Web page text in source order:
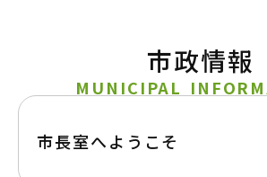
市政情報
MUNICIPAL
市長室へようこそ